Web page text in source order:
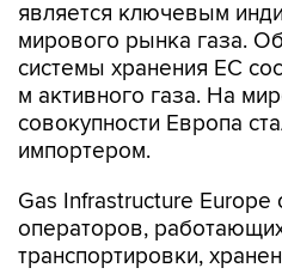
является ключевым
мирового рынка газа.
системы хранения ЕС
м активного газа. На
совокупности Европа
импортером.
Gas Infrastructure Europe
операторов,
транспортировки,